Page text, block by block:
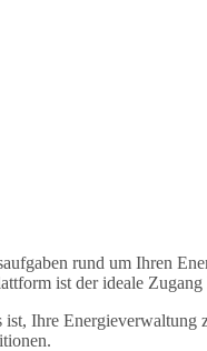
rund um Ihren
ist der ideale
Ihre